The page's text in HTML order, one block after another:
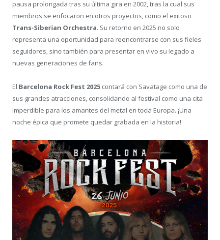
pausa prolongada tras su última gira en 2002, tras la cual sus
miembros se enfocaron en otros proyectos, como el exitoso
Trans-Siberian Orchestra. Su retorno en 2025 no solo
representa una oportunidad para reencontrarse con sus fieles
seguidores, sino también para presentar en vivo su legado a
nuevas generaciones de fans.
El Barcelona Rock Fest 2025 contará con Savatage como una de
sus grandes atracciones, consolidando al festival como una cita
imperdible para los amantes del metal en toda Europa. ¡Una
noche épica que promete quedar grabada en la historia!